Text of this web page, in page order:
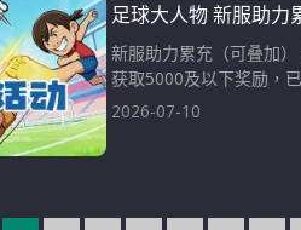
足球大人物 新服助力
新服助力累充（可叠加
获取5000及以下奖励，
2026-07-10